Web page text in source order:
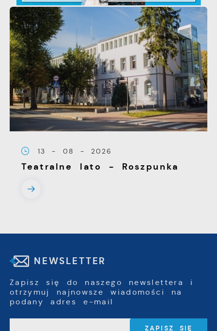
13 - 08 - 2026
Teatralne lato - Roszpunka
NEWSLETTER
Zapisz się do naszego newslettera i
otrzymuj najnowsze wiadomości na
podany adres e-mail